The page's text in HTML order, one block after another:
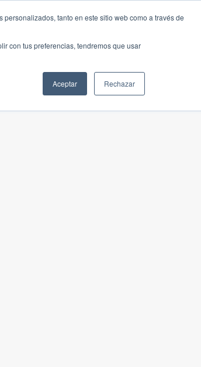
tanto en este sitio web como a través de
con tus preferencias, tendremos que usar
Aceptar Rechazar